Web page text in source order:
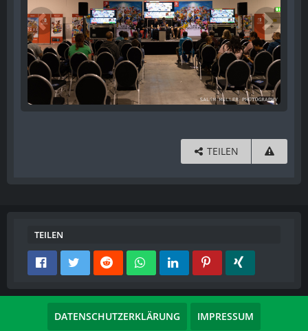
TEILEN
TEILEN
DATENSCHUTZERKLÄRUNG IMPRESSUM